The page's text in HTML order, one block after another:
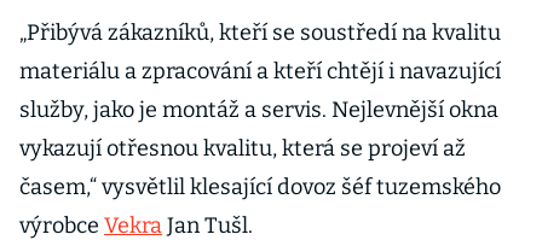
„Přibývá zákazníků, kteří se soustředí na kvalitu
materiálu a zpracování a kteří chtějí i navazující
služby, jako je montáž a servis. Nejlevnější okna
vykazují otřesnou kvalitu, která se projeví až
časem,“ vysvětlil klesající dovoz šéf tuzemského
výrobce VekraJan Tušl.